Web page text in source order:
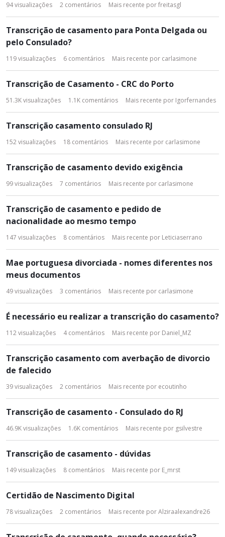
94visualizações 2 comentários Mais recente porfreitasgl
Transcrição de casamento para Ponta Delgada ou
pelo Consulado?
119visualizações 6 comentários Mais recente por carlasimone
Transcrição de Casamento - CRC do Porto
51.3Kvisualizações 1.1K comentários Mais recente por Igorfernandes
Transcrição casamento consulado RJ
152visualizações 18 comentários Mais recente por carlasimone
Transcrição de casamento devido exigência
99visualizações 7 comentários Mais recente por carlasimone
Transcrição de casamento e pedido de
nacionalidade ao mesmo tempo
147 visualizações 8 comentários Mais recente por Leticiaserrano
Mae portuguesa divorciada - nomes diferentes nos
meus documentos
49visualizações 3 comentários Mais recente por carlasimone
É necessário eu realizar a transcrição do casamento?
112visualizações 4comentários Mais recente por Daniel_MZ
Transcrição casamento com averbação de divorcio
de falecido
39visualizações 2 comentários Mais recente por ecoutinho
Transcrição de casamento - Consulado do RJ
46.9Kvisualizações 1.6K comentários Mais recente por gsilvestre
Transcrição de casamento - dúvidas
149visualizações 8 comentários Mais recente por E_mrst
Certidão de Nascimento Digital
78visualizações 2 comentários Mais recente porAlziraalexandre26